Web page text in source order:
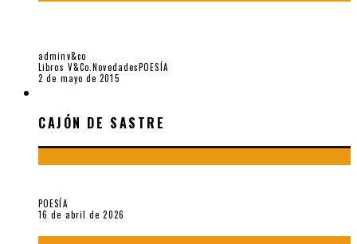
adminv&co
Libros V&Co.NovedadesPOESÍA
2 de mayo de 2015
CAJÓN DE SASTRE
POESÍA
16 de abril de 2026